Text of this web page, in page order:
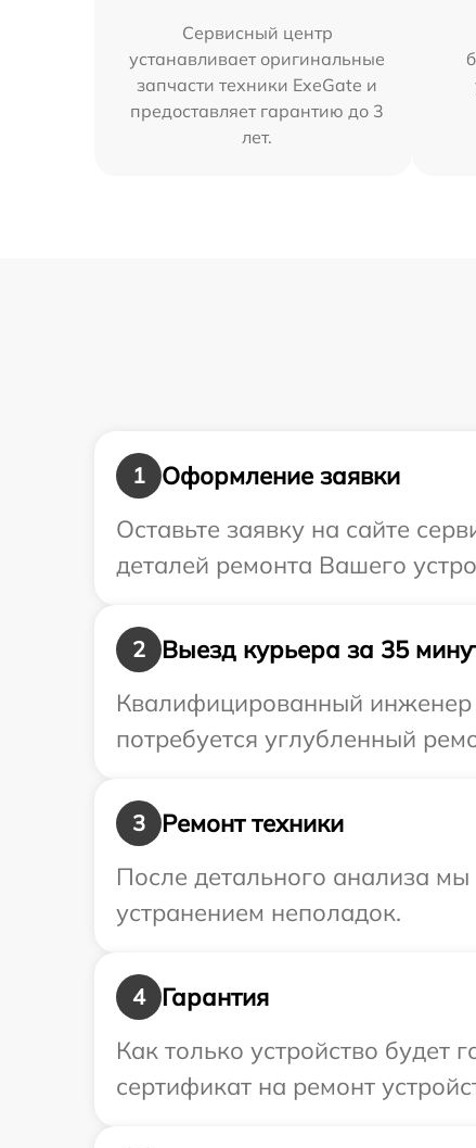
Сервисный центр
устанавливает оригинальные
запчасти техники ExeGate и
предоставляет гарантию до 3
лет.
1
Оформление заявки
Оставьте заявку на сайте
деталей ремонта Вашего
2
Выезд курьера за 35
Квалифицированный инженер
потребуется углубленный
3
Ремонт техники
После детального анализа
устранением неполадок.
4
Гарантия
Как только устройство
сертификат на ремонт